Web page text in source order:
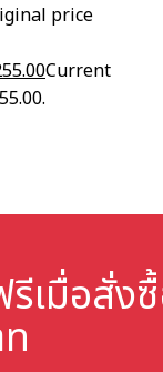
price
Current
เมื่อสั่ง